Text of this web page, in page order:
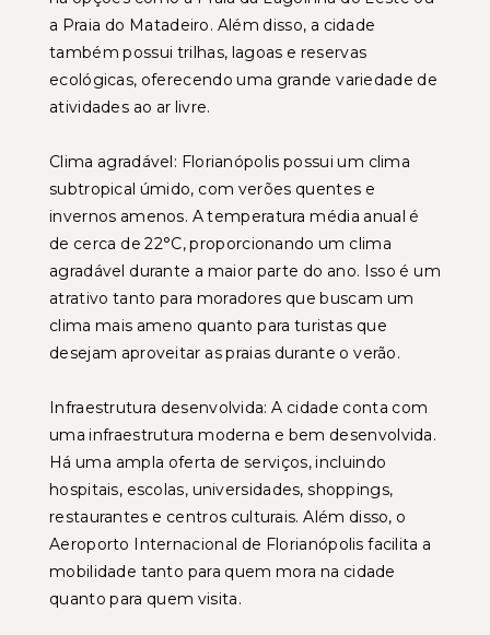
a Praia do Matadeiro. Além disso, a cidade
também possui trilhas, lagoas e reservas
ecológicas, oferecendo uma grande variedade de
atividades ao ar livre.
Clima agradável: Florianópolis possui um clima
subtropical úmido, com verões quentes e
invernos amenos. A temperatura média anual é
de cerca de 22°C, proporcionando um clima
agradável durante a maior parte do ano. Isso é um
atrativo tanto para moradores que buscam um
clima mais ameno quanto para turistas que
desejam aproveitar as praias durante o verão.
Infraestrutura desenvolvida: A cidade conta com
uma infraestrutura moderna e bem desenvolvida.
Há uma ampla oferta de serviços, incluindo
hospitais, escolas, universidades, shoppings,
restaurantes e centros culturais. Além disso, o
Aeroporto Internacional de Florianópolis facilita a
mobilidade tanto para quem mora na cidade
quanto para quem visita.